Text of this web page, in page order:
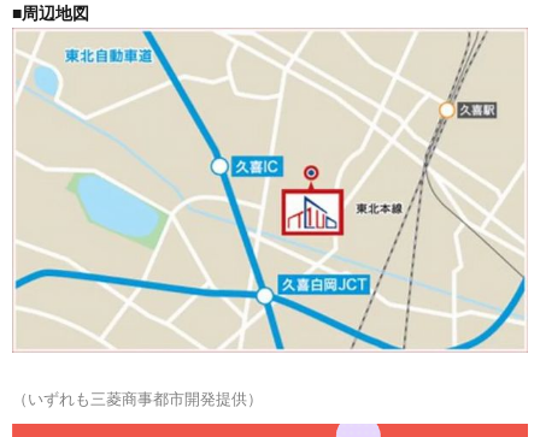
■周辺地図
（いずれも三菱商事都市開発提供）